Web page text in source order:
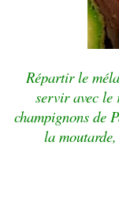
Répartir le
servir avec le
champignons de
la